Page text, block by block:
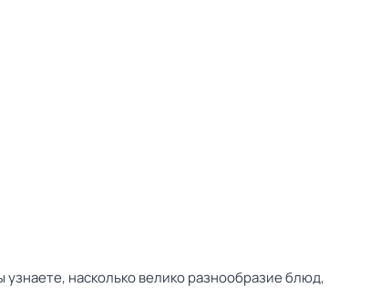
насколько велико разнообразие блюд,